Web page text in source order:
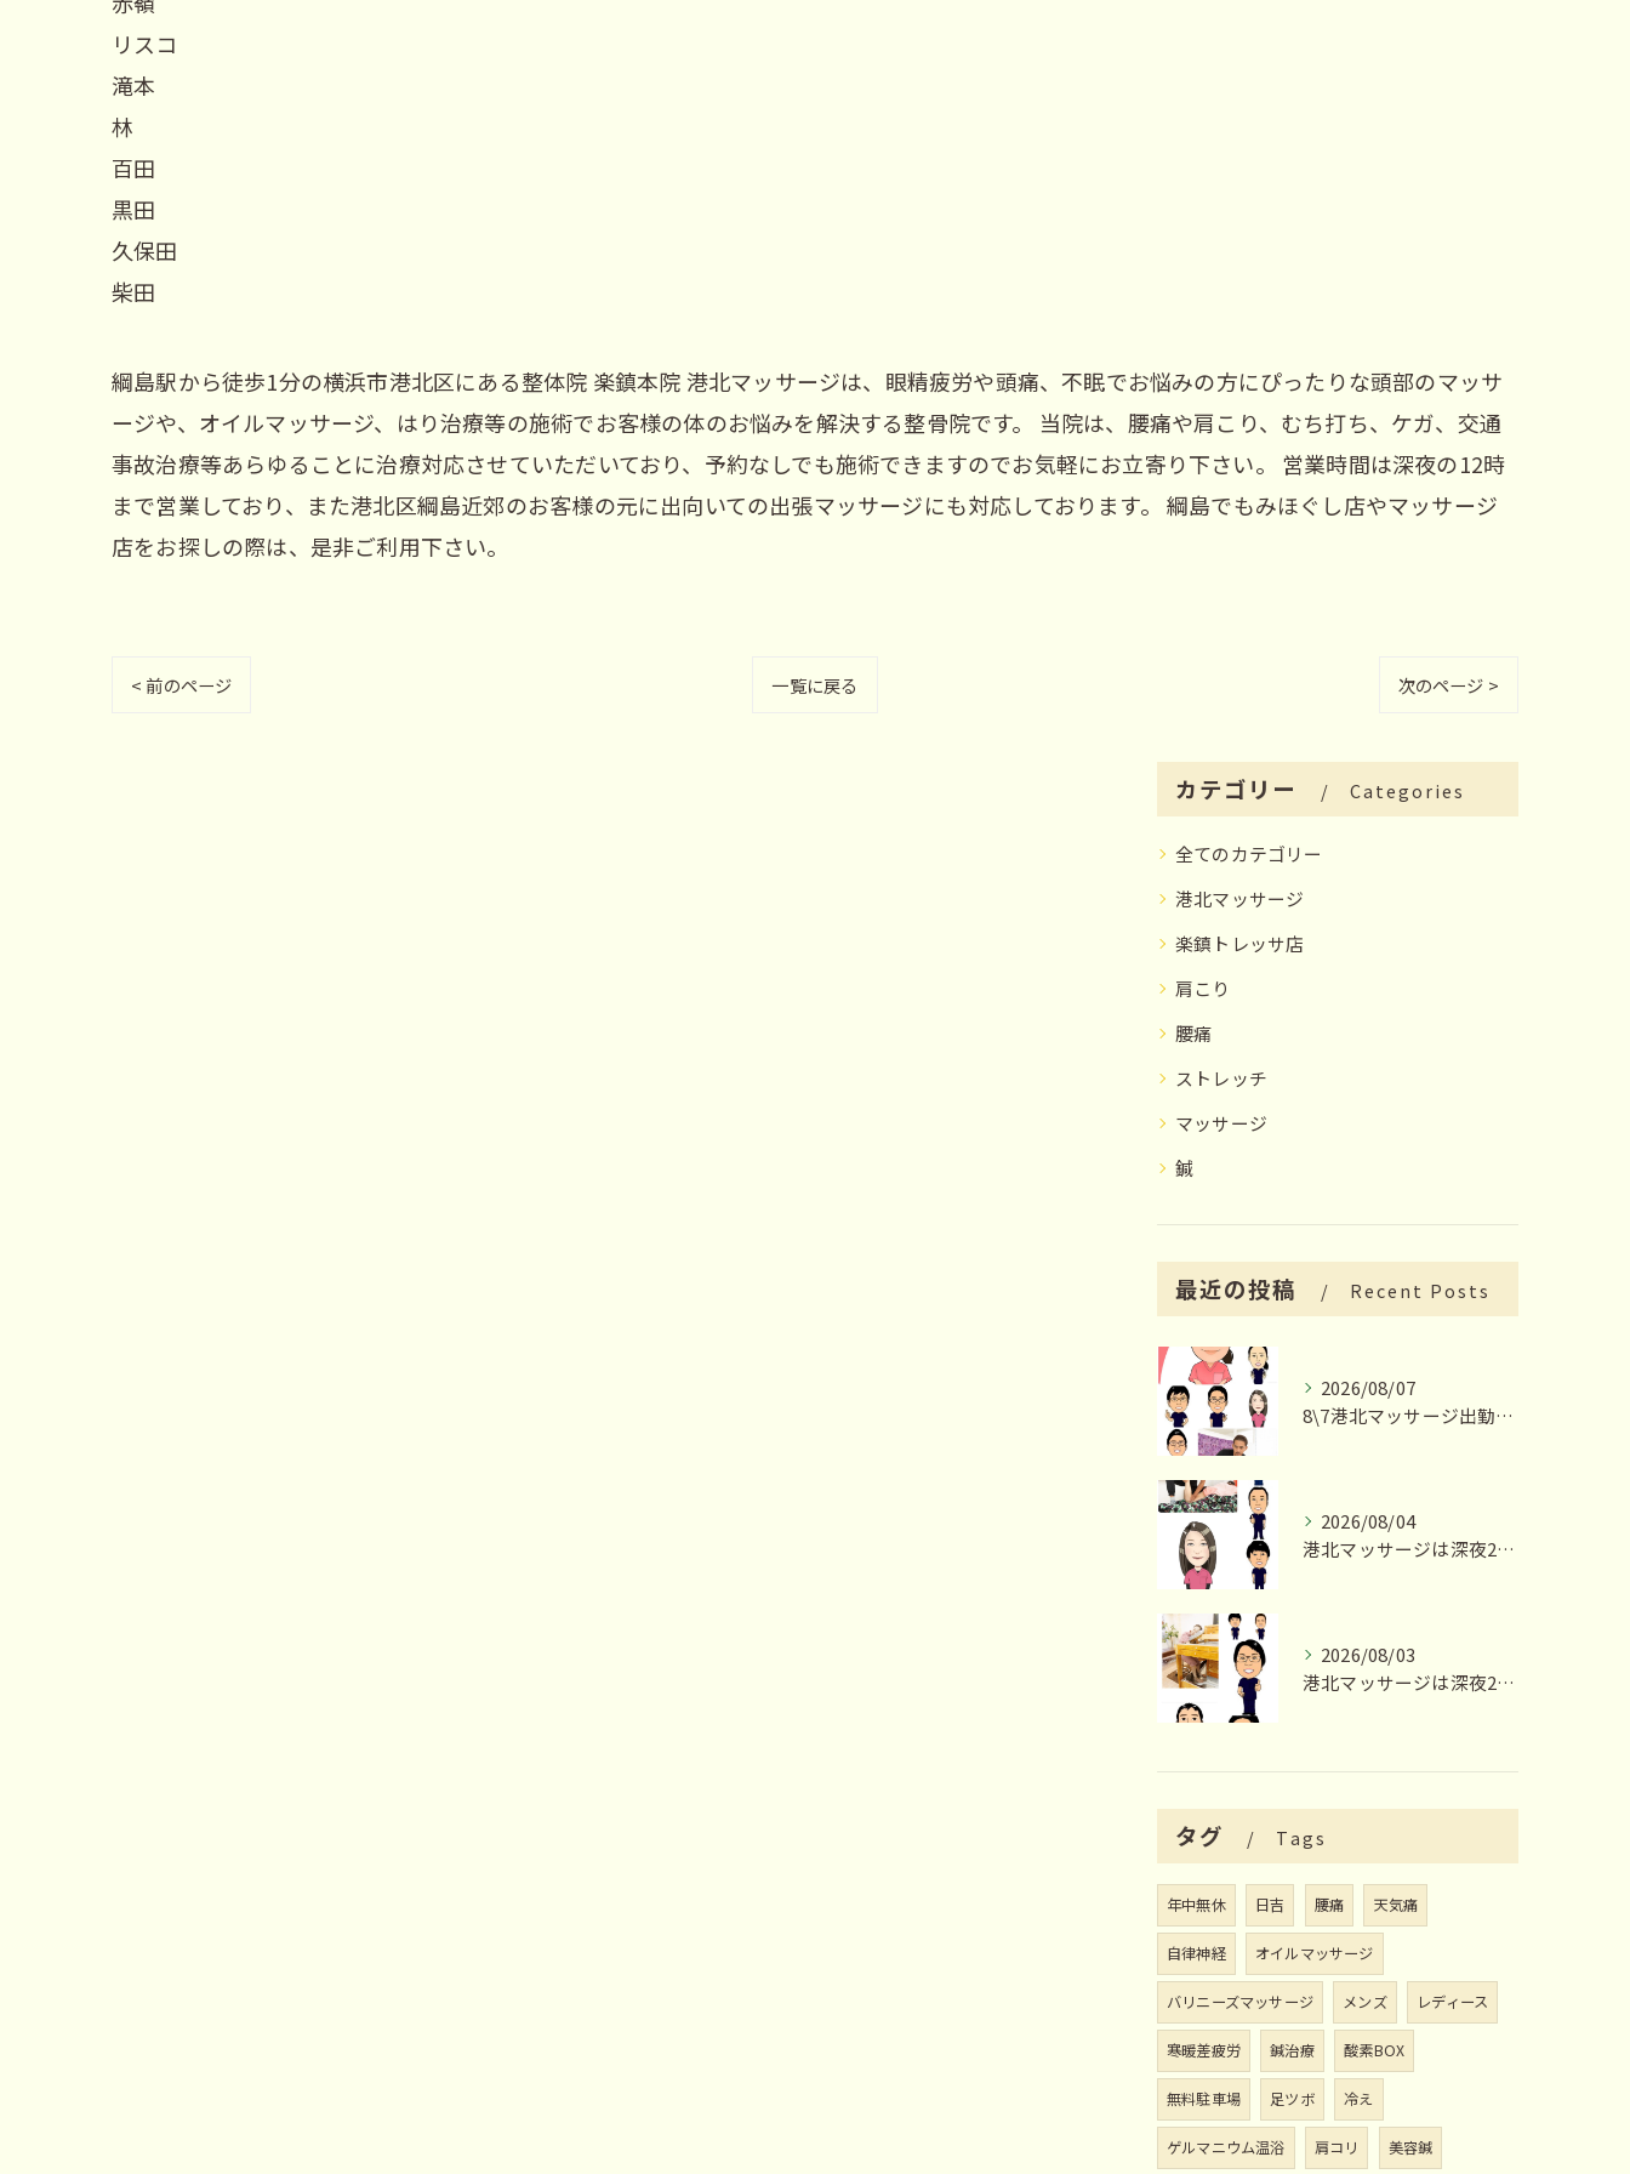
リスコ
滝本
林
百田
黒田
久保田
柴田
綱島駅から徒歩1分の横浜市港北区にある整体院 楽鎮本院 港北マッサージは、眼精疲労や頭痛、不眠でお悩みの方にぴったりな頭部のマッサ
ージや、オイルマッサージ、はり治療等の施術でお客様の体のお悩みを解決する整骨院です。 当院は、腰痛や肩こり、むち打ち、ケガ、交通
事故治療等あらゆることに治療対応させていただいており、予約なしでも施術できますのでお気軽にお立寄り下さい。 営業時間は深夜の12時
まで営業しており、また港北区綱島近郊のお客様の元に出向いての出張マッサージにも対応しております。 綱島でもみほぐし店やマッサージ
店をお探しの際は、是非ご利用下さい。
< 前のページ 一覧に戻る 次のページ >
カテゴリー Categories
全てのカテゴリー
港北マッサージ
楽鎮トレッサ店
肩こり
腰痛
ストレッチ
マッサージ
鍼
最近の投稿 Recent Posts
2026/08/07
8\7港北マッサージ出勤スタッフ情報
2026/08/04
港北マッサージは深夜23時まで営業いたします
2026/08/03
港北マッサージは深夜23時まで営業いたします
タグ Tags
年中無休 日吉 腰痛 天気痛
自律神経 オイルマッサージ
バリニーズマッサージ メンズ レディース
寒暖差疲労 鍼治療 酸素BOX
無料駐車場 足ツボ 冷え
ゲルマニウム温浴 肩コリ 美容鍼